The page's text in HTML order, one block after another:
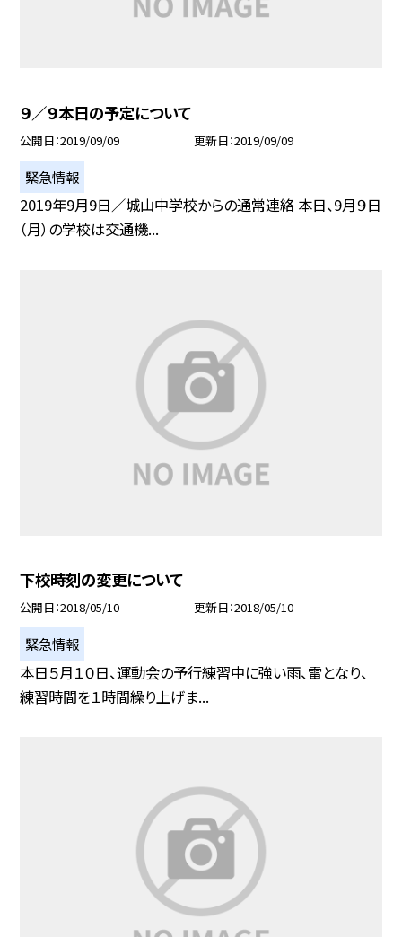
９／９本日の予定について
公開日 2019/09/09 更新日 2019/09/09
緊急情報
2019年9月9日／城山中学校からの通常連絡 本日、9月９日
（月）の学校は交通機...
下校時刻の変更について
公開日 2018/05/10 更新日 2018/05/10
緊急情報
本日５月１０日、運動会の予行練習中に強い雨、雷となり、
練習時間を１時間繰り上げま...